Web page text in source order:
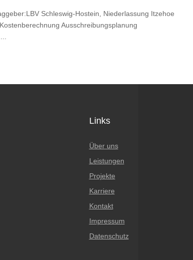
Schleswig-Hostein, Niederlassung Itzehoe
Ausschreibungsplanung
Links
Über uns
Leistungen
Projekte
Karriere
Kontakt
Impressum
Datenschutz